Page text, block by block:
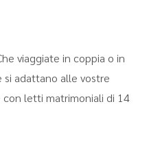
viaggiate in coppia o in
si adattano alle vostre
con letti matrimoniali di 14